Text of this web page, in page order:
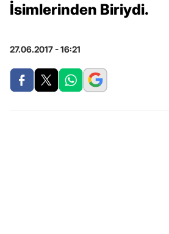
İsimlerinden Biriydi.
27.06.2017 - 16:21